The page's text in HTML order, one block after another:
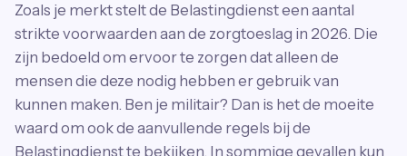
Zoals je merkt stelt de Belastingdienst een aantal
strikte voorwaarden aan de zorgtoeslag in 2026. Die
zijn bedoeld om ervoor te zorgen dat alleen de
mensen die deze nodig hebben er gebruik van
kunnen maken. Ben je militair? Dan is het de moeite
waard om ook de aanvullende regels bij de
Belastingdienst te bekijken. In sommige gevallen kun